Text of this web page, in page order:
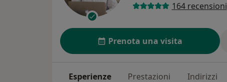
164 recensioni
Prenota una visita
Esperienze Prestazioni Indirizzi